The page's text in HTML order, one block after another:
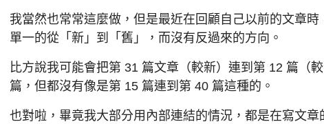
我當然也常常這麼做，但是最近在回顧自己以前的文章
單一的從「新」到「舊」，而沒有反過來的方向。
比方說我可能會把第 31 篇文章（較新）連到第 12 篇（
篇，但都沒有像是第 15 篇連到第 40 篇這種的。
也對啦，畢竟我大部分用內部連結的情況，都是在寫文